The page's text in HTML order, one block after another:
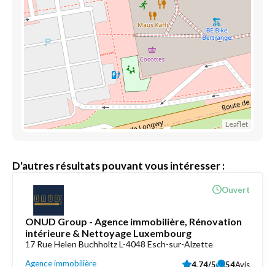
Leaflet
D'autres résultats pouvant vous intéresser :
ONUD Group - Agence immobilière, Rénovation
intérieure & Nettoyage Luxembourg
17 Rue Helen Buchholtz L-4048 Esch-sur-Alzette
Agence immobilière
Ouvert
4,74/5 54Avis